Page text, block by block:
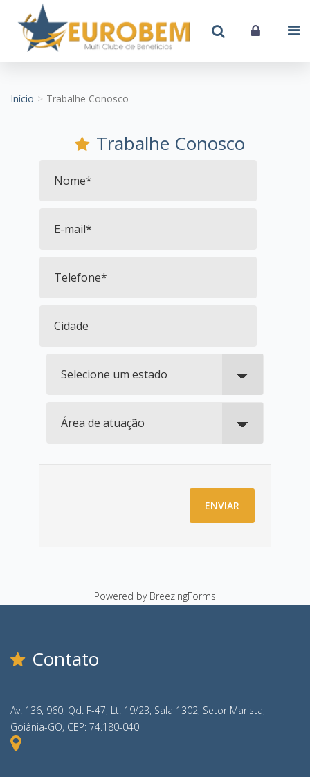
Início Trabalhe Conosco
Trabalhe Conosco
ENVIAR
Powered by BreezingForms
Contato
Av. 136, 960, Qd. F-47, Lt. 19/23, Sala 1302, Setor Marista,
Goiânia-GO, CEP: 74.180-040